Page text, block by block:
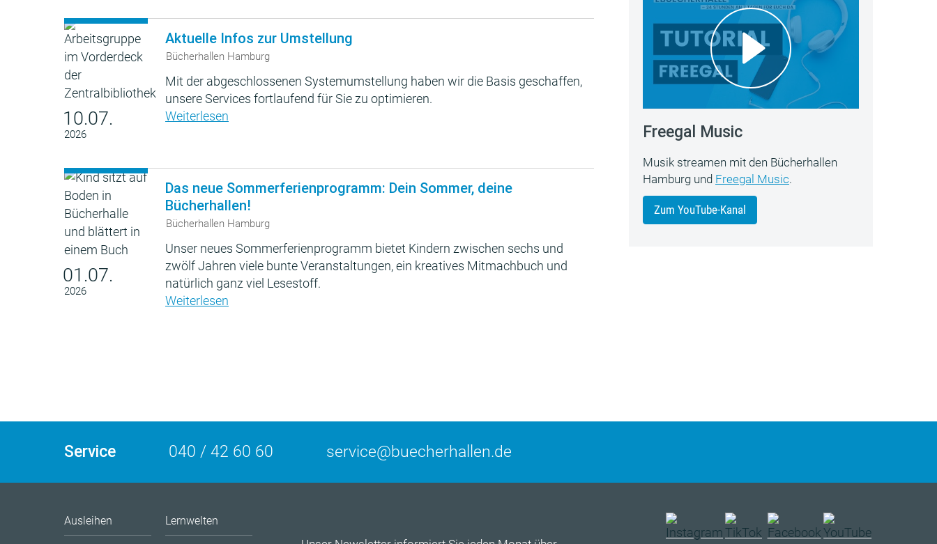
10.07.
2026
Aktuelle Infos zur Umstellung
Bücherhallen Hamburg
Mit der abgeschlossenen Systemumstellung haben wir die Basis geschaffen,
unsere Services fortlaufend für Sie zu optimieren.
Weiterlesen
01.07.
2026
Das neue Sommerferienprogramm: Dein Sommer, deine
Bücherhallen!
Bücherhallen Hamburg
Unser neues Sommerferienprogramm bietet Kindern zwischen sechs und
zwölf Jahren viele bunte Veranstaltungen, ein kreatives Mitmachbuch und
natürlich ganz viel Lesestoff.
Weiterlesen
Freegal Music
Musik streamen mit den Bücherhallen
Hamburg und Freegal Music.
Zum YouTube-Kanal
Service 040 / 42 60 60 service@buecherhallen.de
Ausleihen Lernwelten